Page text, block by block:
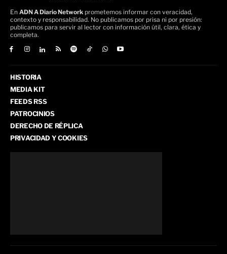
En ADN A Diario Network prometemos informar con veracidad,
contexto y responsabilidad. No publicamos por prisa ni por presión:
publicamos para servir al lector con información útil, clara, ética y
completa.
HISTORIA
MEDIA KIT
FEEDS RSS
PATROCINIOS
DERECHO DE RÉPLICA
PRIVACIDAD Y COOKIES